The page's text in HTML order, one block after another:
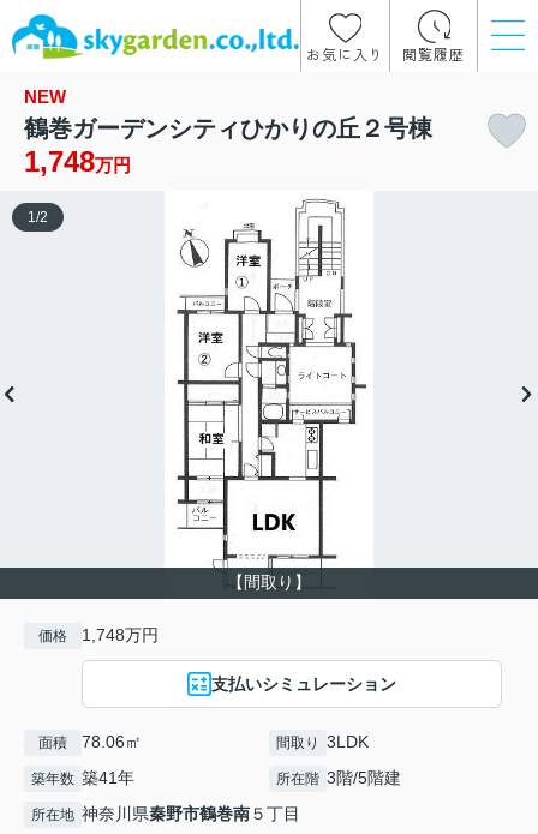
お気に入り 閲覧履歴
NEW
鶴巻ガーデンシティひかりの丘２号棟
1,748万円
【間取り】
1 /2
価格 1,748万円
支払いシミュレーション
面積 78.06㎡ 間取り 3LDK
築年数 築41年 所在階 3階/5階建
所在地 神奈川県秦野市鶴巻南５丁目